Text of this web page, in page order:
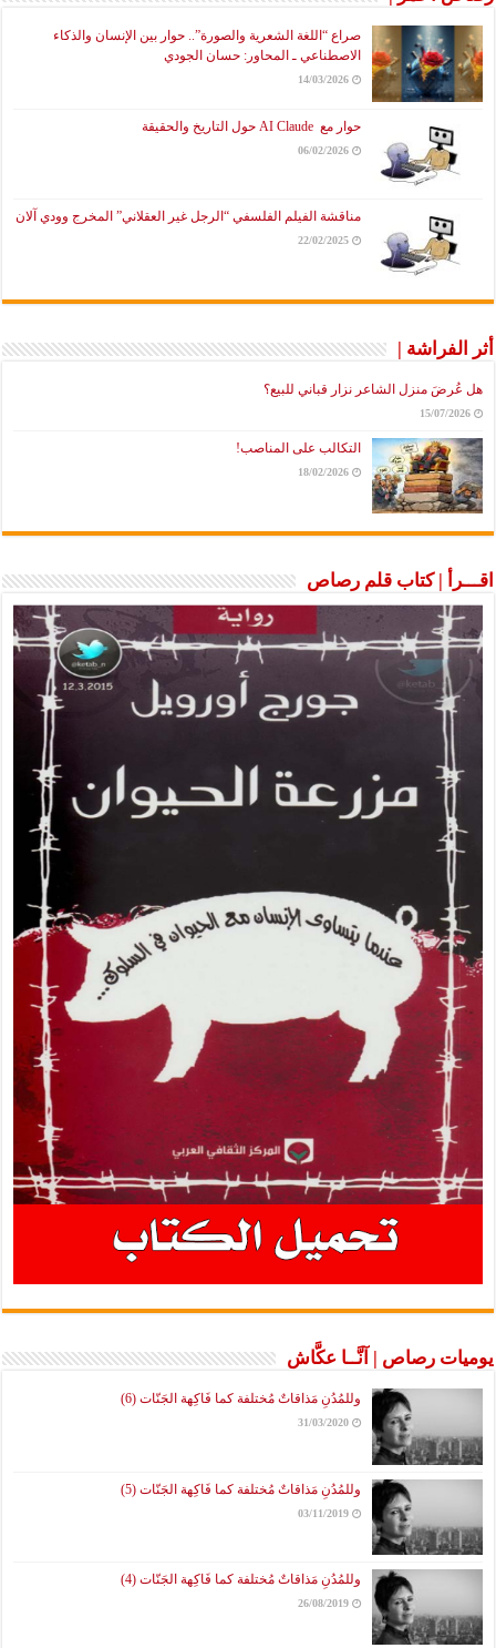
صراع “اللغة الشعرية والصورة”.. حوار بين الإنسان والذكاء
الاصطناعي ـ المحاور: حسان الجودي
14/03/2026
حوار مع AI Claude حول التاريخ والحقيقة
06/02/2026
مناقشة الفيلم الفلسفي “الرجل غير العقلاني” المخرج وودي آلان
22/02/2025
أثر الفراشة |
هل عُرضَ منزل الشاعر نزار قباني للبيع؟
15/07/2026
التكالب على المناصب!
18/02/2026
اقـــرأ | كتاب قلم رصاص
يوميات رصاص | آنَّــا عكَّاش
وللمُدُنِ مَذاقاتٌ مُختلفة كما فَاكِهة الجَنّات (6)
31/03/2020
وللمُدُنِ مَذاقاتٌ مُختلفة كما فَاكِهة الجَنّات (5)
03/11/2019
وللمُدُنِ مَذاقاتٌ مُختلفة كما فَاكِهة الجَنّات (4)
26/08/2019